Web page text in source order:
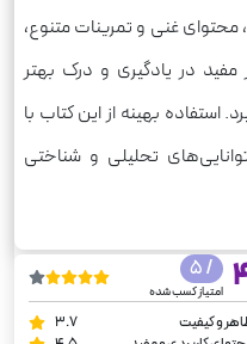
محتوای غنی و تمرینات متنوع،
مفید در یادگیری و درک بهتر
استفاده بهینه از این کتاب با
تحلیلی و شناختی
/ 5
امتیاز کسب شده
و کیفیت
3.7